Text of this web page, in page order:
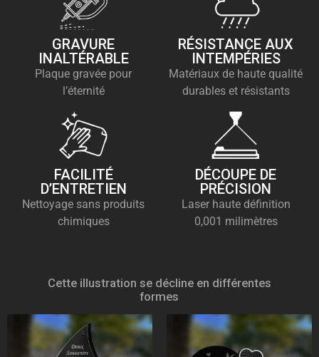
GRAVURE
INALTÉRABLE
Plaque gravée pour
l’éternité
RÉSISTANCE AUX
INTEMPÉRIES
Matériaux de haute qualité
durables et résistants
FACILITÉ
D’ENTRETIEN
Nettoyage sans produits
chimiques
DÉCOUPE DE
PRÉCISION
Laser haute définition
0,001 milimètres
Cette illustration se décline en différentes
formes